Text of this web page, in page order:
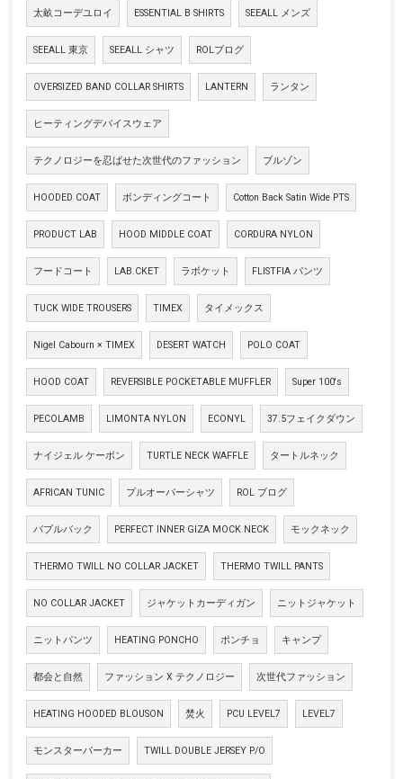
太畝コーデユロイ ESSENTIAL B SHIRTS SEEALL メンズ
SEEALL 東京 SEEALL シャツ ROLブログ
OVERSIZED BAND COLLAR SHIRTS LANTERN ランタン
ヒーティングデバイスウェア
テクノロジーを忍ばせた次世代のファッション ブルゾン
HOODED COAT ボンディングコート Cotton Back Satin Wide PTS
PRODUCT LAB HOOD MIDDLE COAT CORDURA NYLON
フードコート LAB.CKET ラボケット FLISTFIA パンツ
TUCK WIDE TROUSERS TIMEX タイメックス
Nigel Cabourn × TIMEX DESERT WATCH POLO COAT
HOOD COAT REVERSIBLE POCKETABLE MUFFLER Super 100's
PECOLAMB LIMONTA NYLON ECONYL 37.5フェイクダウン
ナイジェル ケーボン TURTLE NECK WAFFLE タートルネック
AFRICAN TUNIC プルオーバーシャツ ROL ブログ
バブルバック PERFECT INNER GIZA MOCK NECK モックネック
THERMO TWILL NO COLLAR JACKET THERMO TWILL PANTS
NO COLLAR JACKET ジャケットカーディガン ニットジャケット
ニットパンツ HEATING PONCHO ポンチョ キャンプ
都会と自然 ファッション X テクノロジー 次世代ファッション
HEATING HOODED BLOUSON 焚火 PCU LEVEL7 LEVEL7
モンスターパーカー TWILL DOUBLE JERSEY P/O